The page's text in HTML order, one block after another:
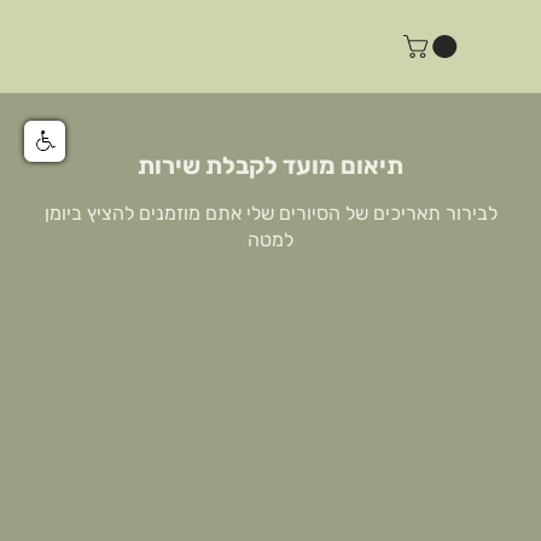
תיאום מועד לקבלת שירות
לבירור תאריכים של הסיורים שלי אתם מוזמנים להציץ ביומן
למטה